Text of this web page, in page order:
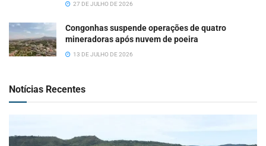
27 DE JULHO DE 2026
Congonhas suspende operações de quatro
mineradoras após nuvem de poeira
13 DE JULHO DE 2026
Notícias Recentes